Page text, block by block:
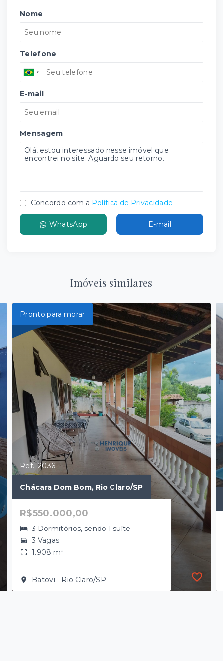
Nome
Telefone
E-mail
Mensagem
Concordo com a Política de Privacidade
WhatsApp E-mail
Imóveis similares
Pronto para morar
Ref.: 2036
Chácara Dom Bom, Rio Claro/SP
R$550.000,00
3 Dormitórios, sendo 1 suíte
3 Vagas
1.908 m²
Batovi - Rio Claro/SP